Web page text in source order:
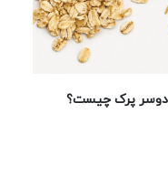
پرک چیست؟